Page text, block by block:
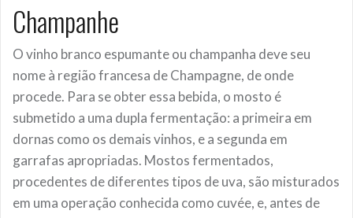
Champanhe
O vinho branco espumante ou champanha deve seu
nome à região francesa de Champagne, de onde
procede. Para se obter essa bebida, o mosto é
submetido a uma dupla fermentação: a primeira em
dornas como os demais vinhos, e a segunda em
garrafas apropriadas. Mostos fermentados,
procedentes de diferentes tipos de uva, são misturados
em uma operação conhecida como cuvée, e, antes de